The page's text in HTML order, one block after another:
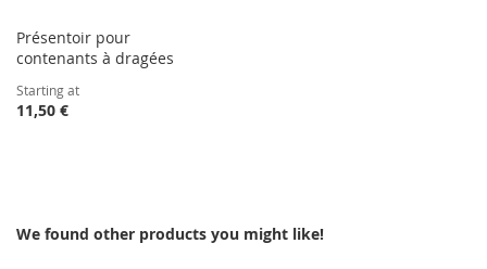
Présentoir pour
contenants à dragées
Starting at
11,50 €
We found other products you might like!